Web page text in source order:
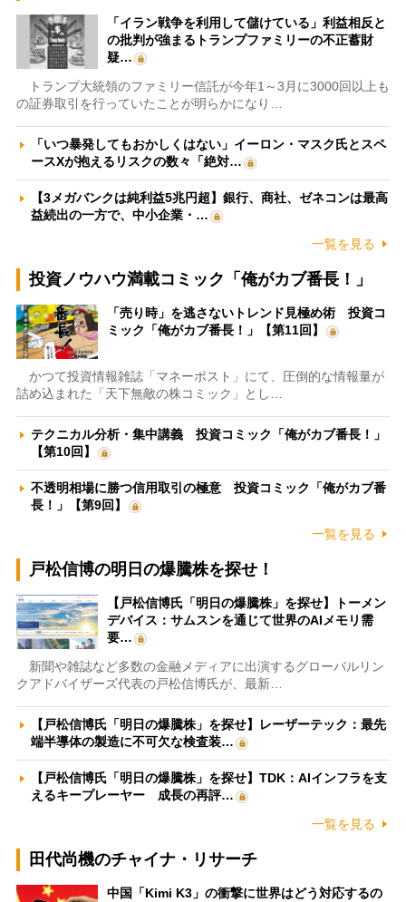
「イラン戦争を利用して儲けている」利益相反と
の批判が強まるトランプファミリーの不正蓄財
疑…
トランプ大統領のファミリー信託が今年1～3月に3000回以上も
の証券取引を行っていたことが明らかになり…
「いつ暴発してもおかしくはない」イーロン・マスク氏とスペ
ースXが抱えるリスクの数々「絶対…
【3メガバンクは純利益5兆円超】銀行、商社、ゼネコンは最高
益続出の一方で、中小企業・…
一覧を見る
投資ノウハウ満載コミック「俺がカブ番長！」
「売り時」を逃さないトレンド見極め術 投資コ
ミック「俺がカブ番長！」【第11回】
かつて投資情報雑誌「マネーポスト」にて、圧倒的な情報量が
詰め込まれた「天下無敵の株コミック」とし…
テクニカル分析・集中講義 投資コミック「俺がカブ番長！」
【第10回】
不透明相場に勝つ信用取引の極意 投資コミック「俺がカブ番
長！」【第9回】
一覧を見る
戸松信博の明日の爆騰株を探せ！
【戸松信博氏「明日の爆騰株」を探せ】トーメン
デバイス：サムスンを通じて世界のAIメモリ需
要…
新聞や雑誌など多数の金融メディアに出演するグローバルリン
クアドバイザーズ代表の戸松信博氏が、最新…
【戸松信博氏「明日の爆騰株」を探せ】レーザーテック：最先
端半導体の製造に不可欠な検査装…
【戸松信博氏「明日の爆騰株」を探せ】TDK：AIインフラを支
えるキープレーヤー 成長の再評…
一覧を見る
田代尚機のチャイナ・リサーチ
中国「Kimi K3」の衝撃に世界はどう対応するの